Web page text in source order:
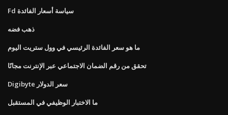
Fd سياسة أسعار الفائدة
ذهب فضه
ما هو سعر الفائدة الرئيسي في وول ستريت اليوم
تحقق من رقم الضمان الاجتماعي عبر الإنترنت مجانًا
Digibyte سعر الدولار
ما الاختبار الوظيفي في المستقبل